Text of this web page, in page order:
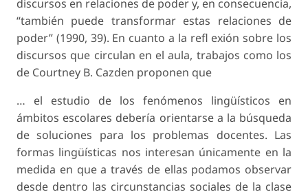
discursos en relaciones de poder y, en consecuencia,
“también puede transformar estas relaciones de
poder” (1990, 39). En cuanto a la refl exión sobre los
discursos que circulan en el aula, trabajos como los
de Courtney B. Cazden proponen que
… el estudio de los fenómenos lingüísticos en
ámbitos escolares debería orientarse a la búsqueda
de soluciones para los problemas docentes. Las
formas lingüísticas nos interesan únicamente en la
medida en que a través de ellas podamos observar
desde dentro las circunstancias sociales de la clase